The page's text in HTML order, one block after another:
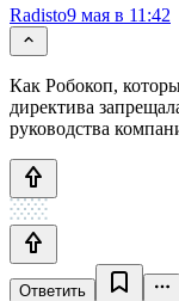
Radisto9 мая в 11:42
Как Робокоп,
директива
руководства
Ответить